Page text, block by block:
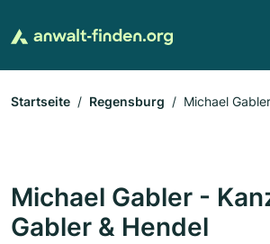
Startseite Regensburg
Michael
Michael Gabler -
Gabler & Hendel